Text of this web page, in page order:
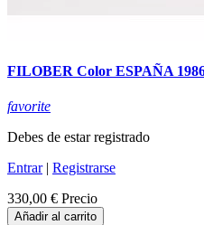
FILOBER Color ESPAÑA
favorite
Debes de estar registrado
Entrar| Registrarse
330,00 € Precio
Añadir al carrito